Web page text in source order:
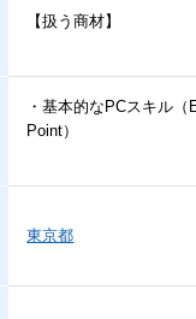
【扱う商材】
・基本的なPCスキル
Point）
東京都